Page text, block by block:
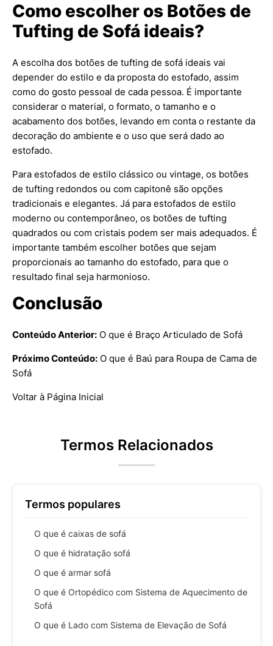
Como escolher os Botões de
Tufting de Sofá ideais?
A escolha dos botões de tufting de sofá ideais vai
depender do estilo e da proposta do estofado, assim
como do gosto pessoal de cada pessoa. É importante
considerar o material, o formato, o tamanho e o
acabamento dos botões, levando em conta o restante da
decoração do ambiente e o uso que será dado ao
estofado.
Para estofados de estilo clássico ou vintage, os botões
de tufting redondos ou com capitonê são opções
tradicionais e elegantes. Já para estofados de estilo
moderno ou contemporâneo, os botões de tufting
quadrados ou com cristais podem ser mais adequados. É
importante também escolher botões que sejam
proporcionais ao tamanho do estofado, para que o
resultado final seja harmonioso.
Conclusão
Conteúdo Anterior: O que é Braço Articulado de Sofá
Próximo Conteúdo: O que é Baú para Roupa de Cama de
Sofá
Voltar à Página Inicial
Termos Relacionados
Termos populares
O que é caixas de sofá
O que é hidratação sofá
O que é armar sofá
O que é Ortopédico com Sistema de Aquecimento de
Sofá
O que é Lado com Sistema de Elevação de Sofá